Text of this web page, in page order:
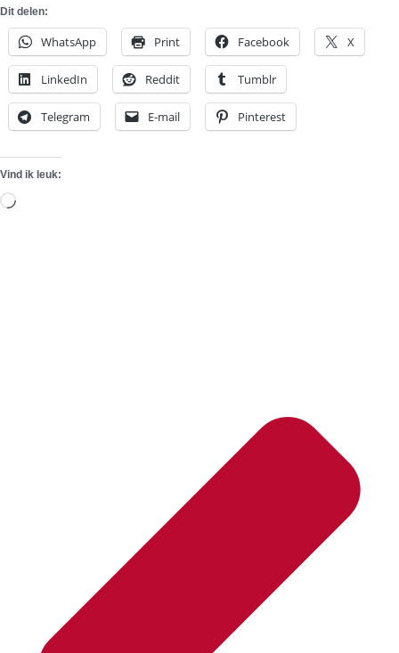
Dit delen:
WhatsApp Print Facebook X
LinkedIn Reddit Tumblr
Telegram E-mail Pinterest
Vind ik leuk:
Aan